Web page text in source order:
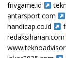
frivgame.id
antarsport.com
handicap.co.id
redaksiharian.com